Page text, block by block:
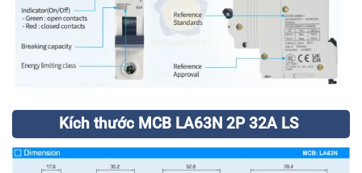
Kích thước MCB LA63N 2P 32A LS